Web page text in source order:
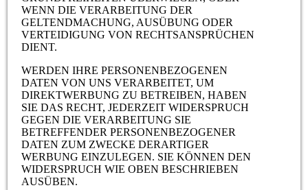
WENN DIE VERARBEITUNG DER
GELTENDMACHUNG, AUSÜBUNG ODER
VERTEIDIGUNG VON RECHTSANSPRÜCHEN
DIENT.
WERDEN IHRE PERSONENBEZOGENEN
DATEN VON UNS VERARBEITET, UM
DIREKTWERBUNG ZU BETREIBEN, HABEN
SIE DAS RECHT, JEDERZEIT WIDERSPRUCH
GEGEN DIE VERARBEITUNG SIE
BETREFFENDER PERSONENBEZOGENER
DATEN ZUM ZWECKE DERARTIGER
WERBUNG EINZULEGEN. SIE KÖNNEN DEN
WIDERSPRUCH WIE OBEN BESCHRIEBEN
AUSÜBEN.